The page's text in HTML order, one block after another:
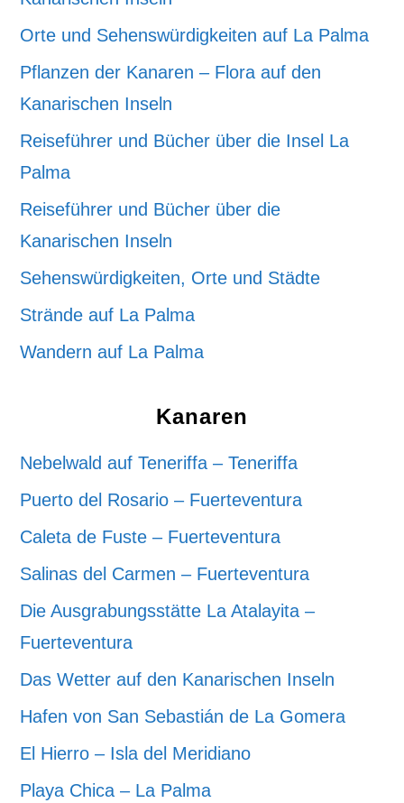
Orte und Sehenswürdigkeiten auf La Palma
Pflanzen der Kanaren – Flora auf den
Kanarischen Inseln
Reiseführer und Bücher über die Insel La
Palma
Reiseführer und Bücher über die
Kanarischen Inseln
Sehenswürdigkeiten, Orte und Städte
Strände auf La Palma
Wandern auf La Palma
Kanaren
Nebelwald auf Teneriffa – Teneriffa
Puerto del Rosario – Fuerteventura
Caleta de Fuste – Fuerteventura
Salinas del Carmen – Fuerteventura
Die Ausgrabungsstätte La Atalayita –
Fuerteventura
Das Wetter auf den Kanarischen Inseln
Hafen von San Sebastián de La Gomera
El Hierro – Isla del Meridiano
Playa Chica – La Palma